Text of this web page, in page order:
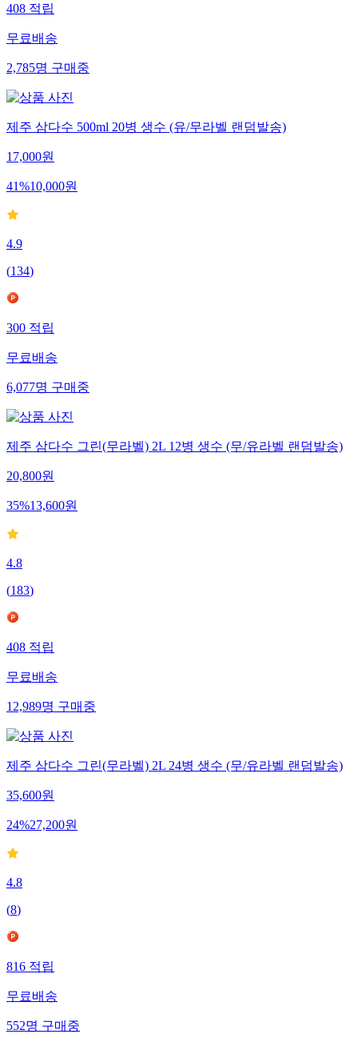
408적립
무료배송
2,785명구매중
제주 삼다수 500ml 20병 생수 (유/무라벨 랜덤발송)
17,000원
41%10,000원
4.9
(134)
300적립
무료배송
6,077명구매중
제주 삼다수 그린(무라벨) 2L 12병 생수 (무/유라벨 랜덤발송)
20,800원
35%13,600원
4.8
(183)
408적립
무료배송
12,989명구매중
제주 삼다수 그린(무라벨) 2L 24병 생수 (무/유라벨 랜덤발송)
35,600원
24%27,200원
4.8
(8)
816적립
무료배송
552명구매중